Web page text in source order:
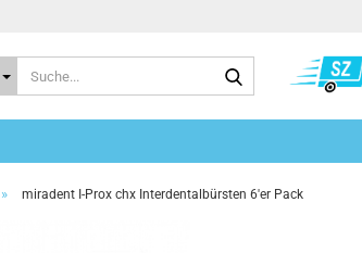
» miradent I-Prox chx Interdentalbürsten 6'er Pack